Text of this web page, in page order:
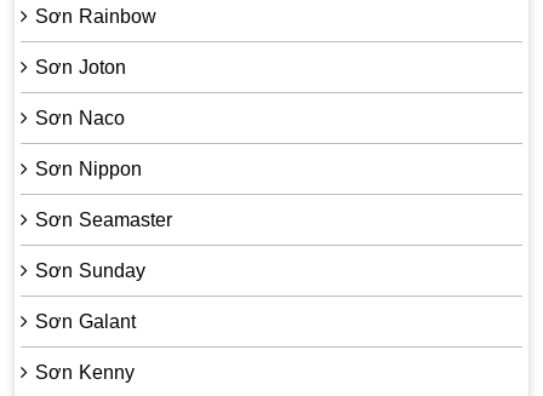
Sơn Rainbow
Sơn Joton
Sơn Naco
Sơn Nippon
Sơn Seamaster
Sơn Sunday
Sơn Galant
Sơn Kenny